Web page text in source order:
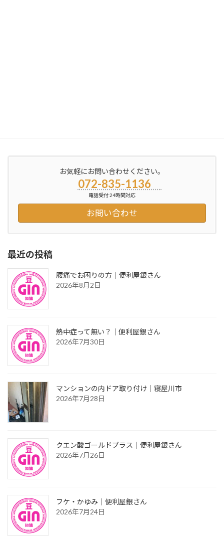
2013年6月30日
お気軽にお問い合わせください。
072-835-1136
電話受付 24時間対応
お問い合わせ
最近の投稿
腰痛でお困りの方｜便利屋銀さん
2026年8月2日
熱中症って無い？｜便利屋銀さん
2026年7月30日
マンションの内ドア取り付け｜寝屋川市
2026年7月28日
クエン酸ゴールドプラス｜便利屋銀さん
2026年7月26日
フケ・かゆみ｜便利屋銀さん
2026年7月24日